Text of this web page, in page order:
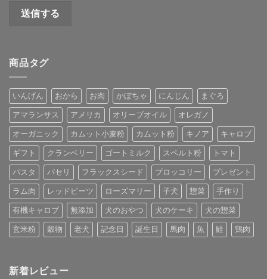
商品タグ
いんげん おから お肉 かぼちゃ にんじん まぐろ
アマランサス アメリカ オリーブオイル オレガノ
オーガニック カムット小麦粉 カムット粉 キノア キャロブ
ギフト クランベリー ゴートミルク スペルト粉 トマト
パスタ パセリ フラックスシード ブロッコリー プレゼント
ラム肉 レッドビーツ ローズマリー 子犬 惣菜 手作り
有機キャロブ 無添加 犬のおやつ 犬のケーキ 犬の惣菜
玄米粉 穀物 老犬 記念日 誕生日 馬肉 魚 鮭 鶏肉
新着レビュー